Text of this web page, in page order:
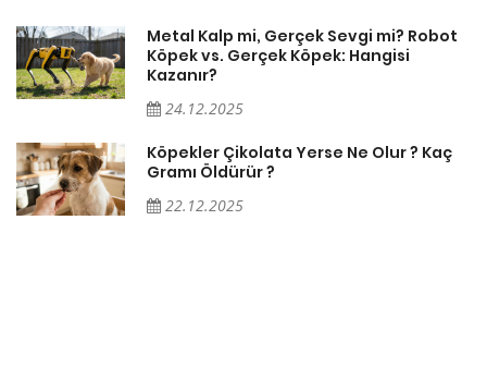
Metal Kalp mi, Gerçek Sevgi mi? Robot
Köpek vs. Gerçek Köpek: Hangisi
Kazanır?
24.12.2025
Köpekler Çikolata Yerse Ne Olur ? Kaç
Gramı Öldürür ?
22.12.2025